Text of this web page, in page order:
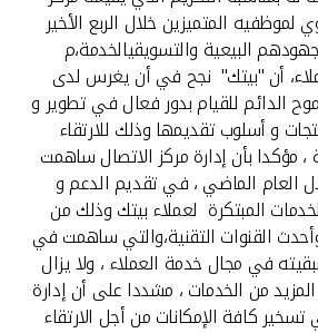
الصرف الآليالمتميزين خلال الربع الأخير
تقديرا لجهودهم البيعية والتسويقيالخدمة،م
أن "بيتك" نجح في أن يغرس لدى
الدائم للقيام بدور فعال في تطوير و
و أسلوب تقديمها وذلك للارتقاء
مؤكدا بأن إدارة مركز الاتصال ساهمت
العام الماضي ، في تقديم الدعم و
المبتكرة لعملاء بيتك وذلك من
القنوات التقنية،والتي ساهمت في
في مجال خدمة العملاء ، ولا يزال
من الخدمات ، مشددا على أن إدارة
كافة الإمكانات من أجل الارتقاء